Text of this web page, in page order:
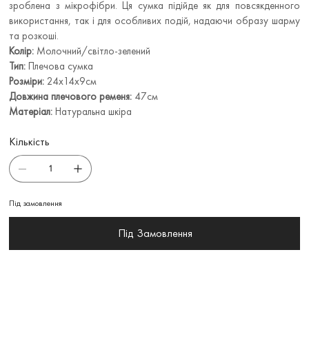
зроблена з мікрофібри. Ця сумка підійде як для повсякденного
використання, так і для особливих подій, надаючи образу шарму
та розкоші.
Колір: Молочний/світло-зелений
Тип: Плечова сумка
Розміри: 24x14x9см
Довжина плечового ременя: 47см
Матеріал: Натуральна шкіра
Кількість
Під замовлення
Під Замовлення